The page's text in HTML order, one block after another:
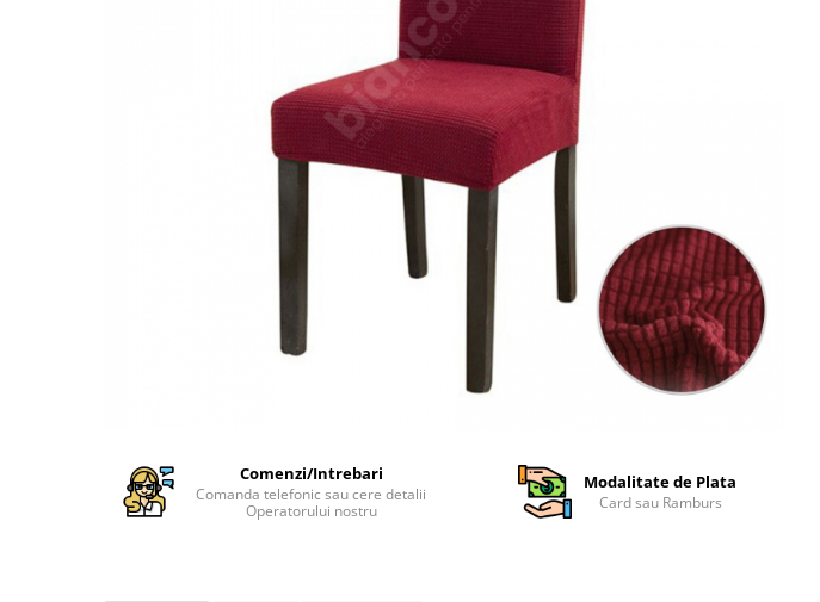
Cearceaf cu Elastic pat 2 Persoane
Comenzi/Intrebari
Comanda telefonic sau cere detalii
Operatorului nostru
Modalitate de Plata
Card sau Ramburs